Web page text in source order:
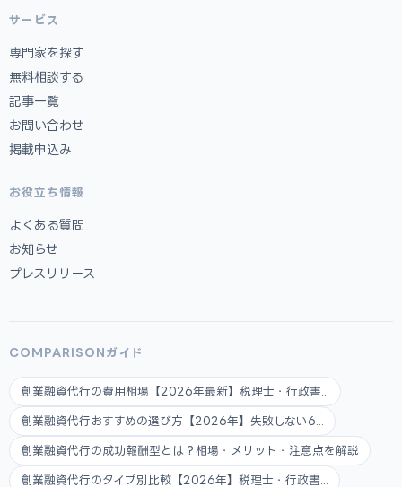
サービス
専門家を探す
無料相談する
記事一覧
お問い合わせ
掲載申込み
お役立ち情報
よくある質問
お知らせ
プレスリリース
COMPARISONガイド
創業融資代行の費用相場【2026年最新】税理士・行政書...
創業融資代行おすすめの選び方【2026年】失敗しない6...
創業融資代行の成功報酬型とは？相場・メリット・注意点を解説
創業融資代行のタイプ別比較【2026年】税理士・行政書...